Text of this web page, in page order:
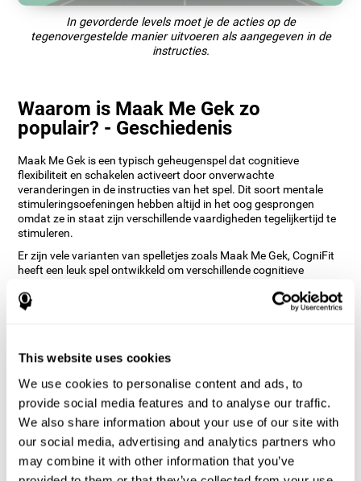
This website uses cookies
We use cookies to personalise content and ads, to
provide social media features and to analyse our traffic.
We also share information about your use of our site with
our social media, advertising and analytics partners who
may combine it with other information that you’ve
In gevorderde levels moet je de acties op de
tegenovergestelde manier uitvoeren als aangegeven in de
instructies.
Waarom is Maak Me Gek zo
populair? - Geschiedenis
Maak Me Gek is een typisch geheugenspel dat cognitieve
flexibiliteit en schakelen activeert door onverwachte
veranderingen in de instructies van het spel. Dit soort mentale
stimuleringsoefeningen hebben altijd in het oog gesprongen
omdat ze in staat zijn verschillende vaardigheden tegelijkertijd te
stimuleren.
Er zijn vele varianten van spelletjes zoals Maak Me Gek, CogniFit
heeft een leuk spel ontwikkeld om verschillende cognitieve
Hoe verbetert 'Maak Me Gek' mijn
Het spelen van games zoals CogniFit's 'Maak Me Gek' stimuleert
een specifiek neuraal activeringspatroon. Consequent herhalen
en trainen van dit patroon kan helpen bij het creëren van nieuwe
synapsen en neurale circuits, die in staat zijn tot het
reorganiseren en herstellen van zwakke of beschadigde
cognitieve functies.
Maak Me Gek' helpt bij het trainen van het plannen en visueel
geheugen. Door deze vaardigheden consequent te stimuleren